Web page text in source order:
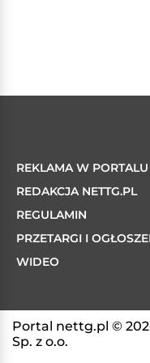
REKLAMA W PORTALU
REDAKCJA NETTG.PL
REGULAMIN
PRZETARGI I
WIDEO
Portal nettg.pl ©
Sp. z o.o.